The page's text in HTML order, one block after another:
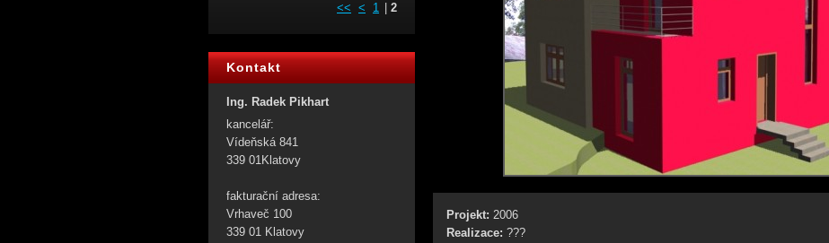
Projekt: 2006
Realizace: ???
<< < 1 2
Kontakt
Ing. Radek Pikhart
kancelář:
Vídeňská 841
339 01Klatovy
fakturační adresa:
Vrhaveč 100
339 01 Klatovy